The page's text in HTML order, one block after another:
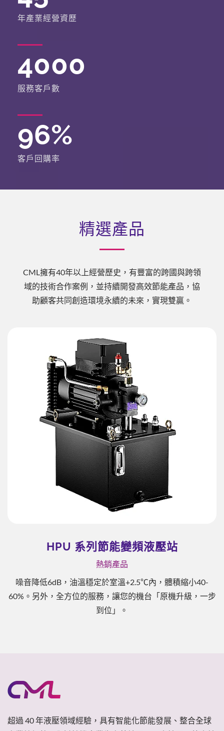
年產業經營資歷
4000
服務客戶數
96%
客戶回購率
精選產品
CML擁有40年以上經營歷史，有豐富的跨國與跨領
域的技術合作案例，並持續開發高效節能產品，協
助顧客共同創造環境永續的未來，實現雙贏。
HPU 系列節能變頻液壓站
熱銷產品
噪音降低6dB，油溫穩定於室溫+2.5℃內，體積縮小40-
。另外，全方位的服務，讓您的機台「原機升級，一步
到位」。
超過 40 年液壓領域經驗，具有智能化節能發展、整合全球